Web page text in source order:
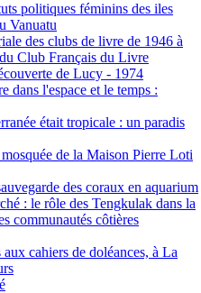
politiques féminins des iles
Vanuatu
des clubs de livre de 1946 à
Club Français du Livre
de Lucy - 1974
dans l'espace et le temps :
était tropicale : un paradis
de la Maison Pierre Loti
des coraux en aquarium
: le rôle des Tengkulak dans la
communautés côtières
cahiers de doléances, à La